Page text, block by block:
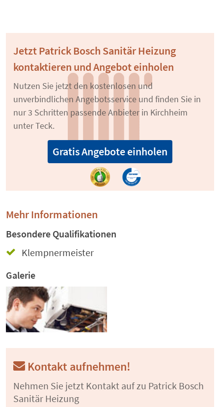
Jetzt Patrick Bosch Sanitär Heizung
kontaktieren und Angebot einholen
Nutzen Sie jetzt den kostenlosen und
unverbindlichen Angebotsservice und finden Sie in
nur 3 Schritten passende Anbieter in Kirchheim
unter Teck.
Gratis Angebote einholen
Mehr Informationen
Besondere Qualifikationen
Klempnermeister
Galerie
Kontakt aufnehmen!
Nehmen Sie jetzt Kontakt auf zu Patrick Bosch
Sanitär Heizung